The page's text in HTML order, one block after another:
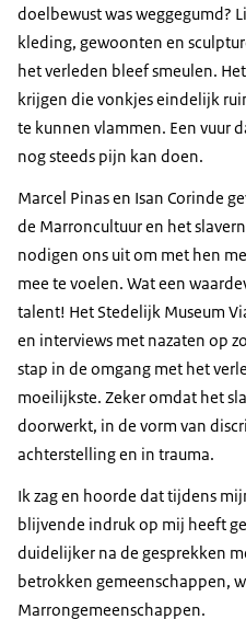
doelbewust was weggegumd?
kleding, gewoonten en
het verleden bleef smeulen.
krijgen die vonkjes eindelijk
te kunnen vlammen. Een vuur
nog steeds pijn kan doen.
Marcel Pinas en Isan Corinde
de Marroncultuur en het
nodigen ons uit om met hen
mee te voelen. Wat een
talent! Het Stedelijk Museum
en interviews met nazaten op
stap in de omgang met het
moeilijkste. Zeker omdat het
doorwerkt, in de vorm van
achterstelling en in trauma.
Ik zag en hoorde dat tijdens
blijvende indruk op mij heeft
duidelijker na de gesprekken
betrokken gemeenschappen,
Marrongemeenschappen.